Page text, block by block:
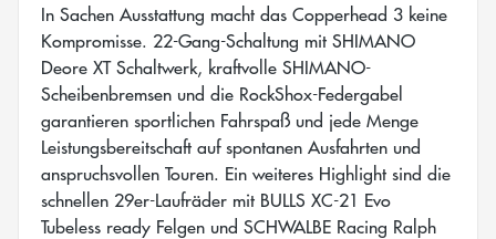
In Sachen Ausstattung macht das Copperhead 3 keine
Kompromisse. 22-Gang-Schaltung mit SHIMANO
Deore XT Schaltwerk, kraftvolle SHIMANO-
Scheibenbremsen und die RockShox-Federgabel
garantieren sportlichen Fahrspaß und jede Menge
Leistungsbereitschaft auf spontanen Ausfahrten und
anspruchsvollen Touren. Ein weiteres Highlight sind die
schnellen 29er-Laufräder mit BULLS XC-21 Evo
Tubeless ready Felgen und SCHWALBE Racing Ralph